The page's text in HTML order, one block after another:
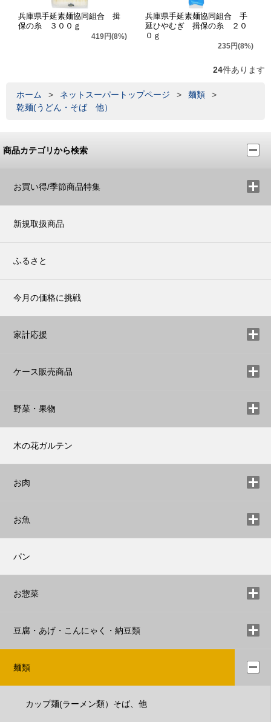
兵庫県手延素麺協同組合 揖
保の糸 ３００ｇ
419円(8%)
兵庫県手延素麺協同組合 手
延ひやむぎ 揖保の糸 ２０
０ｇ
235円(8%)
24件あります
ホーム > ネットスーパートップページ > 麺類
>
乾麺(うどん・そば 他）
商品カテゴリから検索
お買い得/季節商品特集
新規取扱商品
ふるさと
今月の価格に挑戦
家計応援
ケース販売商品
野菜・果物
木の花ガルテン
お肉
お魚
パン
お惣菜
豆腐・あげ・こんにゃく・納豆類
麺類
カップ麺(ラーメン類）そば、他